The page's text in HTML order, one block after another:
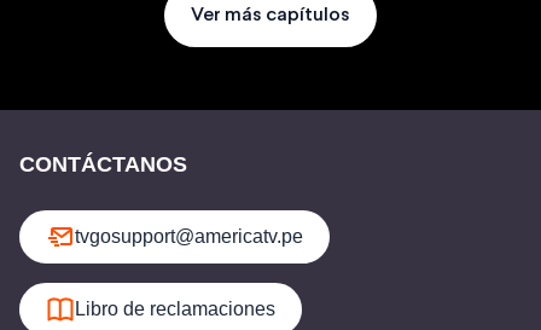
Ver más capítulos
CONTÁCTANOS
tvgosupport@americatv.pe
Libro de reclamaciones